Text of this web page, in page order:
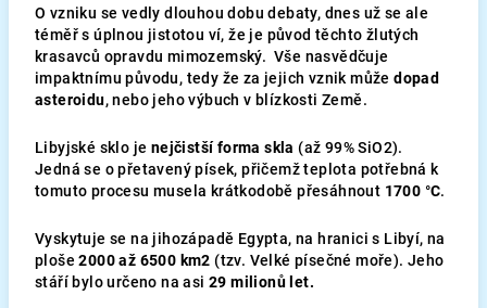
O vzniku se vedly dlouhou dobu debaty, dnes už se ale
téměř s úplnou jistotou ví, že je původ těchto žlutých
krasavců opravdu mimozemský. Vše nasvědčuje
impaktnímu původu, tedy že za jejich vznik může dopad
asteroidu, nebo jeho výbuch v blízkosti Země.
Libyjské sklo je nejčistší forma skla (až 99% SiO2).
Jedná se o přetavený písek, přičemž teplota potřebná k
tomuto procesu musela krátkodobě přesáhnout 1700 °C.
Vyskytuje se na jihozápadě Egypta, na hranici s Libyí, na
ploše 2000 až 6500 km2 (tzv. Velké písečné moře). Jeho
stáří bylo určeno na asi 29 milionů let.